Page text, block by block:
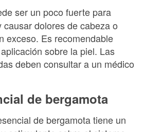
ser un poco fuerte para
dolores de cabeza o
exceso. Es recomendable
sobre la piel. Las
deben consultar a un médico
de bergamota
de bergamota tiene un